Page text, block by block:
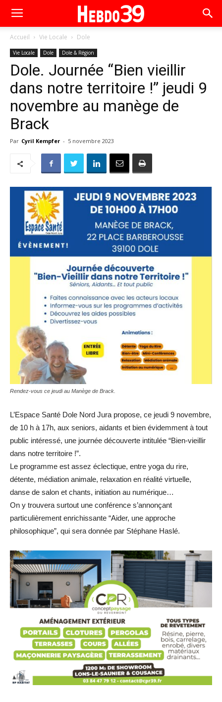
Accueil Vie Locale Dole
Vie Locale Dole Dole & Région
Dole. Journée “Bien vieillir
dans notre territoire !” jeudi 9
novembre au manège de
Brack
Par Cyril Kempfer - 5 novembre 2023
Rendez-vous ce jeudi au Manège de Brack.
L’Espace Santé Dole Nord Jura propose, ce jeudi 9 novembre,
de 10 h à 17h, aux seniors, aidants et bien évidemment à tout
public intéressé, une journée découverte intitulée “Bien-vieillir
dans notre territoire !”.
Le programme est assez éclectique, entre yoga du rire,
détente, médiation animale, relaxation en réalité virtuelle,
danse de salon et chants, initiation au numérique…
On y trouvera surtout une conférence s’annonçant
particulièrement enrichissante “Aider, une approche
philosophique”, qui sera donnée par Stéphane Haslé.